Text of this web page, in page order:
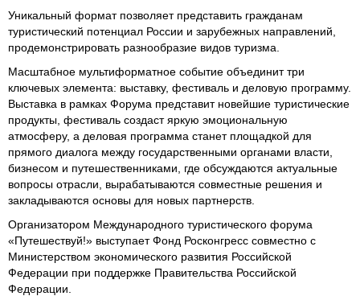
Уникальный формат позволяет представить гражданам
туристический потенциал России и зарубежных направлений,
продемонстрировать разнообразие видов туризма.
Масштабное мультиформатное событие объединит три
ключевых элемента: выставку, фестиваль и деловую программу.
Выставка в рамках Форума представит новейшие туристические
продукты, фестиваль создаст яркую эмоциональную
атмосферу, а деловая программа станет площадкой для
прямого диалога между государственными органами власти,
бизнесом и путешественниками, где обсуждаются актуальные
вопросы отрасли, вырабатываются совместные решения и
закладываются основы для новых партнерств.
Организатором Международного туристического форума
«Путешествуй!» выступает Фонд Росконгресс совместно с
Министерством экономического развития Российской
Федерации при поддержке Правительства Российской
Федерации.